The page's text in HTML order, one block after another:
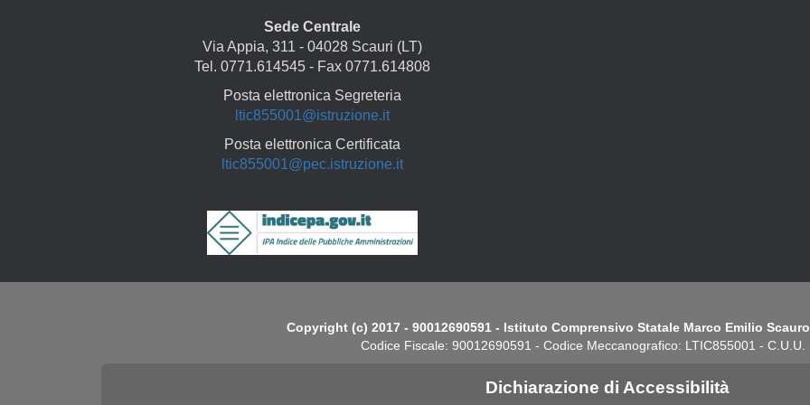
Sede Centrale
Via Appia, 311 - 04028 Scauri (LT)
Tel. 0771.614545 - Fax 0771.614808
Posta elettronica Segreteria
ltic855001@istruzione.it
Posta elettronica Certificata
ltic855001@pec.istruzione.it
Copyright (c) 2017 - 90012690591 - Istituto Comprensivo Statale Marco Emilio
Codice Fiscale: 90012690591 - Codice Meccanografico: LTIC855001 - C.U.U.
Dichiarazione di Accessibilità